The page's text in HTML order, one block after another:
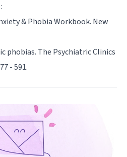
& Phobia Workbook. New
phobias. The Psychiatric Clinics
- 591.